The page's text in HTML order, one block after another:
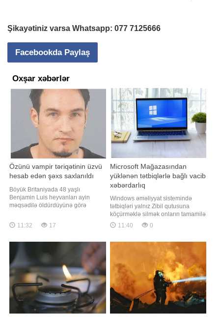
Şikayətiniz varsa Whatsapp: 077 7125666
Facebookda Paylaş
Oxşar xəbərlər
Özünü vampir təriqətinin üzvü
hesab edən şəxs saxlanıldı
Böyük Britaniyada 48 yaşlı
Benjamin Luis heyvanları ayin
məqsədilə öldürdüyünə görə
xəbər verir ki, bu barədə BBC
məlumat yayıb. İstintaq zamanı
təriqətinin üzvü hesab edib. O, bunu
nümayiş etdirmək məqsədil
11:32 17
Microsoft Mağazasından
yüklənən tətbiqlərlə bağlı vacib
xəbərdarlıq
Windows əməliyyat sistemində
tətbiqləri yalnız Zibil qutusuna
köçürməklə silmək onların tamamilə
kompüterdən silindiyi anlamına
gəlmir. xəbər verir ki, bu barədə
Nəşrin məlumatına görə, Microsoft
Mağazasından yüklənən tətbiqləri
tam silmək üçün onları
"Parametrlər"
11:40 0